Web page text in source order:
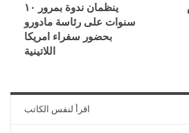
ينظمان ندوة بمرور ١٠
سنوات على رئاسة مادورو
بحضور سفراء امريكا
اللاتينية
اقرأ لنفس الكاتب